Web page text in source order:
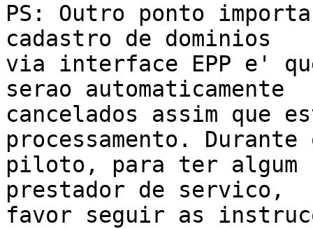
PS: Outro ponto
cadastro de dominios
via interface EPP e'
serao automaticamente
cancelados assim que
processamento. Durante
piloto, para ter algum
prestador de servico,
favor seguir as